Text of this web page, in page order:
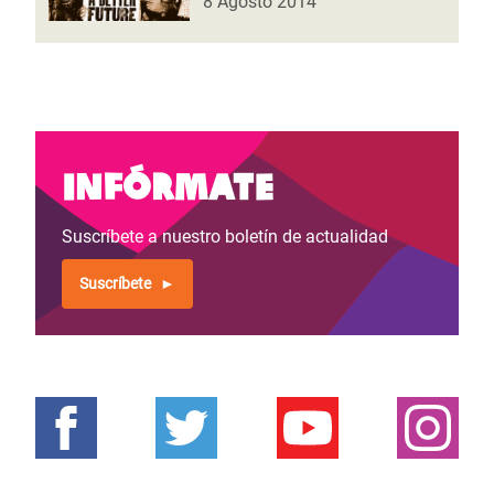
Infórmate
Suscríbete a nuestro boletín de actualidad
Suscríbete